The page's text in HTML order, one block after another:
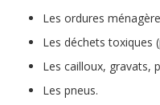
Les ordures
Les déchets toxiques
Les cailloux, gravats,
Les pneus.